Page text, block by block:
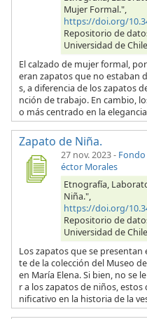
Mujer Formal.",
https://doi.org/
Repositorio de
Universidad de
El calzado de mujer formal,
eran zapatos que no estaban
s, a diferencia de los zapatos
nción de trabajo. En cambio,
o más centrado en la
Zapato de Niña.
27 nov. 2023-
éctor Morales
Etnografía,
Niña.",
https://doi.org/
Repositorio de
Universidad de
Los zapatos que se
te de la colección del Museo
en María Elena. Si bien, no se
r a los zapatos de niños,
nificativo en la historia de la